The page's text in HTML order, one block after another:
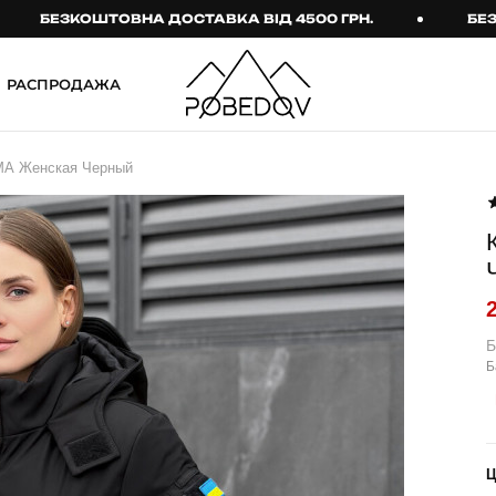
БЕЗКОШТОВНА ДОСТАВКА ВІД 4500 ГРН.
Брюки
Джогери
Карго
Спортивні штани
Лосины
Джинсы
КОМПЛЕКТИ
Куртка й штани
Тактичний жіночий
одяг
Тактичний чоловічий
одяг
Тактичні рукавиці
Тактичні шкарпетки
ТЕРМО-КОМПЛЕКТИ
РАСПРОДАЖА
Женская Черный